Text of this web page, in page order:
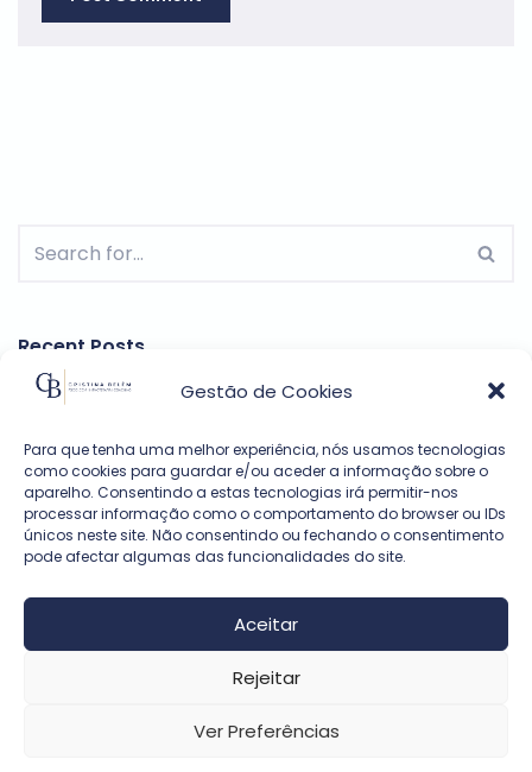
Gestão de Cookies
Para que tenha uma melhor experiência, nós usamos tecnologias
como cookies para guardar e/ou aceder a informação sobre o
aparelho. Consentindo a estas tecnologias irá permitir-nos
processar informação como o comportamento do browser ou IDs
únicos neste site. Não consentindo ou fechando o consentimento
pode afectar algumas das funcionalidades do site.
Aceitar
Rejeitar
Ver Preferências
Recent Posts
Workshops
Coaching Executivo – Executive Coaching
Coaching de vida – Life coaching
Coaching
Recent Comments